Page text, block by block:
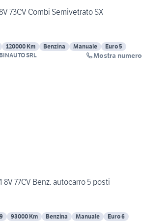
73CV Combi Semivetrato SX
120000 Km Benzina Manuale
Euro 5
SRL Mostra numero
8V 77CV Benz. autocarro 5 posti
93000 Km Benzina Manuale Euro 6